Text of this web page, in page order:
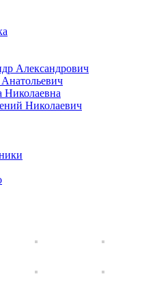
Александрович
Николаевна
Николаевич